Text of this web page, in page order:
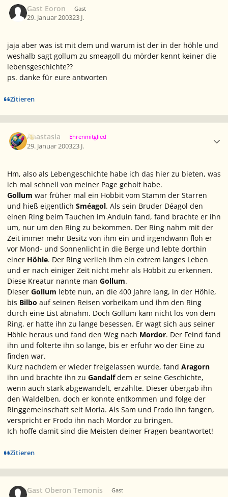
Gast Eoron Gast
29. Januar 200323 J.
jaja aber was ist mit dem und warum ist der in der höhle und
weshalb sagt gollum zu smeagoll du mörder kennt keiner die
lebensgeschichte??
ps. danke für eure antworten
Zitieren
Anastasia Ehrenmitglied
29. Januar 200323 J.
Hm, also als Lebengeschichte habe ich das hier zu bieten, was
ich mal schnell von meiner Page geholt habe.
Gollum war früher mal ein Hobbit vom Stamm der Starren
und hieß eigentlich Sméagol. Als sein Bruder Déagol den
einen Ring beim Tauchen im Anduin fand, fand brachte er ihn
um, nur um den Ring zu bekommen. Der Ring nahm mit der
Zeit immer mehr Besitz von ihm ein und irgendwann floh er
vor Mond- und Sonnenlicht in die Berge und lebte dorthin
einer Höhle. Der Ring verlieh ihm ein extrem langes Leben
und er nach einiger Zeit nicht mehr als Hobbit zu erkennen.
Diese Kreatur nannte man Gollum.
Dieser Gollum lebte nun, an die 400 Jahre lang, in der Höhle,
bis Bilbo auf seinen Reisen vorbeikam und ihm den Ring
durch eine List abnahm. Doch Gollum kam nicht los von dem
Ring, er hatte ihn zu lange besessen. Er wagt sich aus seiner
Höhle heraus und fand den Weg nach Mordor. Der Feind fand
ihn und folterte ihn so lange, bis er erfuhr wo der Eine zu
finden war.
Kurz nachdem er wieder freigelassen wurde, fand Aragorn
ihn und brachte ihn zu Gandalfdem er seine Geschichte,
wenn auch stark abgewandelt, erzählte. Dieser übergab ihn
den Waldelben, doch er konnte entkommen und folge der
Ringgemeinschaft seit Moria. Als Sam und Frodo ihn fangen,
verspricht er Frodo ihn nach Mordor zu bringen.
Ich hoffe damit sind die Meisten deiner Fragen beantwortet!
Zitieren
Gast Oberon Temonis Gast